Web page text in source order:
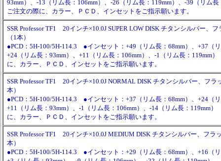
93mm）、-13（リム長：106mm）、-26（リム長：119mm）、-39（リム
ご注文の際に、カラー、ＰＣＤ、インセットをご指示願います。
SSR Professor TF1 20インチ×10.0J SUPER LOW DISK チタンシルバー、
（1本）
●PCD：5H-100/5H-114.3 ●インセット：+49（リム長：68mm）、+37（
+24（リム長：93mm）、+11（リム長：106mm）、-1（リム長：
に、カラー、ＰＣＤ、インセットをご指示願います。
SSR Professor TF1 20インチ×10.0J NORMAL DISK チタンシルバー、フラ
本）
●PCD：5H-100/5H-114.3 ●インセット：+37（リム長：68mm）、+24（
+11（リム長：93mm）、-1（リム長：106mm）、-14（リム長：119mm
に、カラー、ＰＣＤ、インセットをご指示願います。
SSR Professor TF1 20インチ×10.0J MEDIUM DISK チタンシルバー、フラ
本）
●PCD：5H-100/5H-114.3 ●インセット：+29（リム長：68mm）、+16（